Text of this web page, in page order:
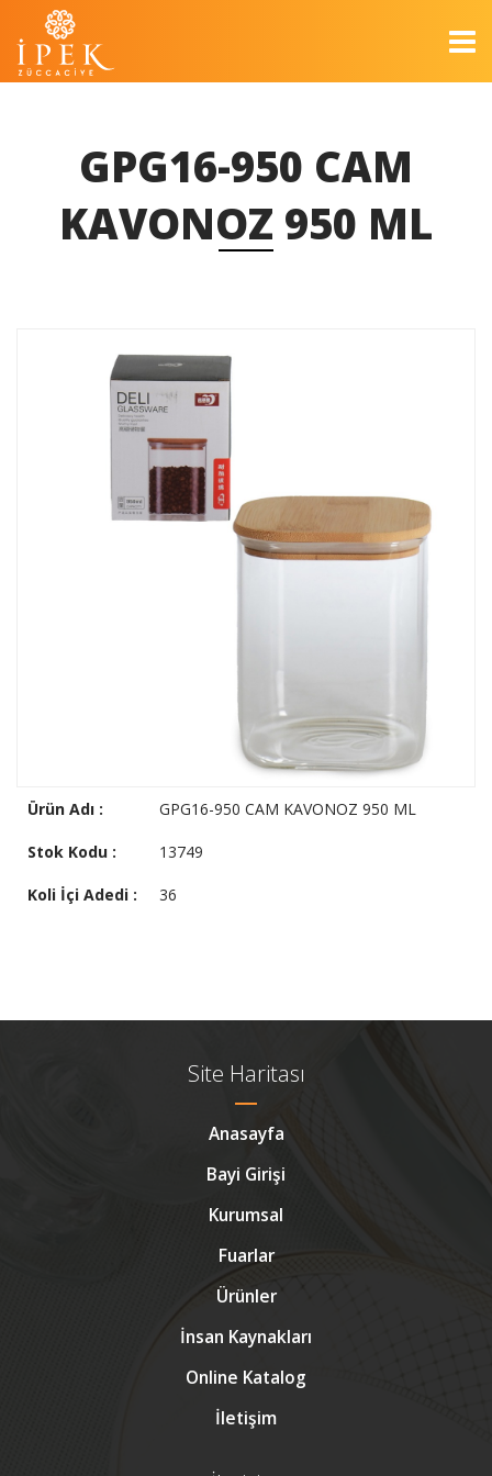
GPG16-950 CAM
KAVONOZ 950 ML
Ürün Adı : GPG16-950 CAM KAVONOZ 950 ML
Stok Kodu : 13749
Koli İçi Adedi : 36
Site Haritası
Anasayfa
Bayi Girişi
Kurumsal
Fuarlar
Ürünler
İnsan Kaynakları
Online Katalog
İletişim